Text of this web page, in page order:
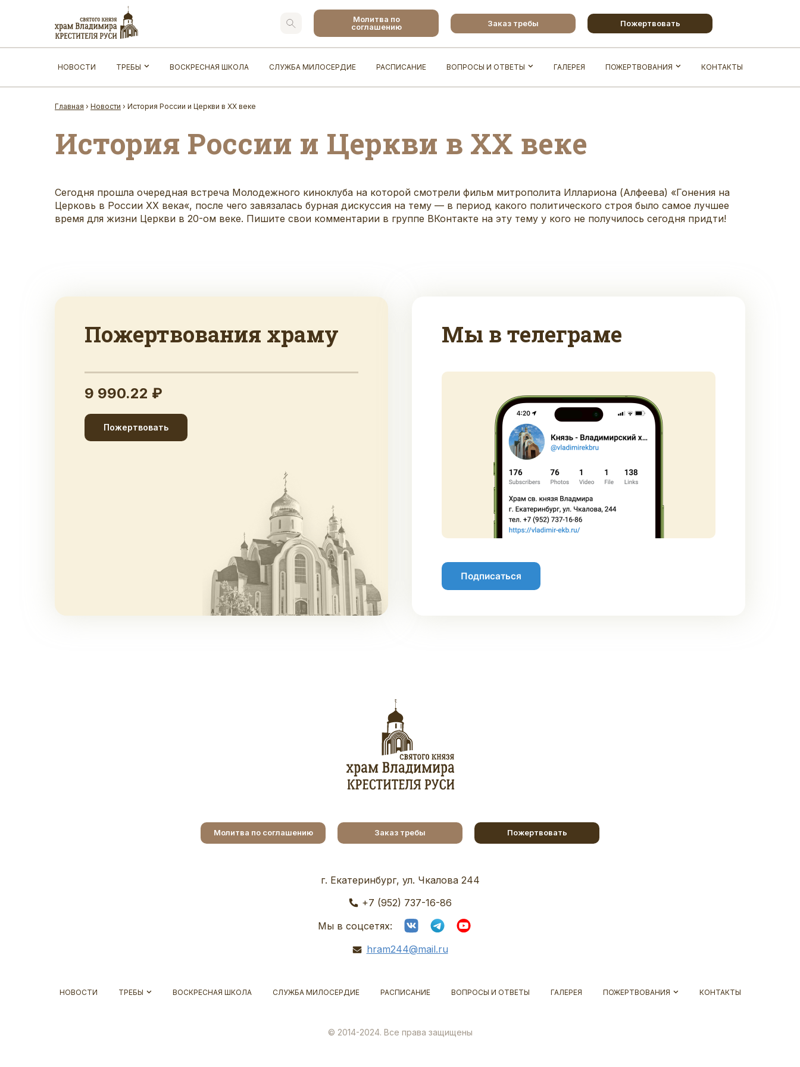
Молитва по
соглашению
Заказ требы Пожертвовать
НОВОСТИ ТРЕБЫ ВОСКРЕСНАЯ ШКОЛА СЛУЖБА МИЛОСЕРДИЕ РАСПИСАНИЕ ВОПРОСЫ И ОТВЕТЫ ГАЛЕРЕЯ ПОЖЕРТВОВАНИЯ КОНТАКТЫ
Главная › Новости › История России и Церкви в ХХ веке
История России и Церкви в ХХ веке
Сегодня прошла очередная встреча Молодежного киноклуба на которой смотрели фильм митрополита Иллариона (Алфеева) «Гонения на
Церковь в России XX века«, после чего завязалась бурная дискуссия на тему — в период какого политического строя было самое лучшее
время для жизни Церкви в 20-ом веке. Пишите свои комментарии в группе ВКонтакте на эту тему у кого не получилось сегодня придти!
Пожертвования храму
9 990.22 ₽
Пожертвовать
Мы в телеграме
Подписаться
Молитва по соглашению Заказ требы Пожертвовать
г. Екатеринбург, ул. Чкалова 244
+7 (952) 737-16-86
Мы в соцсетях:
hram244@mail.ru
НОВОСТИ ТРЕБЫ ВОСКРЕСНАЯ ШКОЛА СЛУЖБА МИЛОСЕРДИЕ РАСПИСАНИЕ ВОПРОСЫ И ОТВЕТЫ ГАЛЕРЕЯ ПОЖЕРТВОВАНИЯ КОНТАКТЫ
© 2014-2024. Все права защищены